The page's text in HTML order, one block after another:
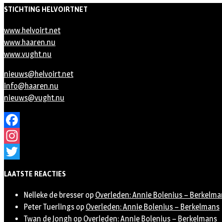
STICHTING HELVOIRTNET
www.helvoirt.net
www.haaren.nu
www.vught.nu
nieuws@helvoirt.net
info@haaren.nu
nieuws@vught.nu
Facebook
Instagram
LAATSTE REACTIES
Nelleke de bresser op Overleden: Annie Bolenius –
Peter Tuerlings op Overleden: Annie Bolenius – Berkelmans
Twan de Jongh op Overleden: Annie Bolenius – Berkelmans